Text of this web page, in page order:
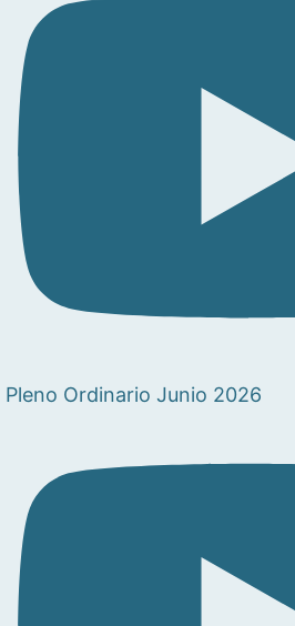
Pleno Ordinario Junio 2026